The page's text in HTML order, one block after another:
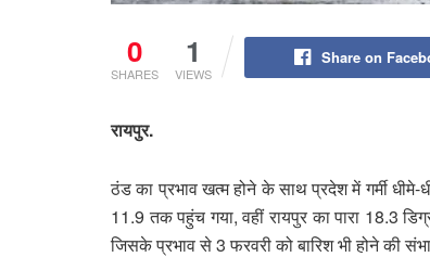
0
SHARES
1
VIEWS
Share on
रायपुर.
ठंड का प्रभाव खत्म होने के साथ प्रदेश में गर्मी
11.9 तक पहुंच गया, वहीं रायपुर का पारा 18.3
जिसके प्रभाव से 3 फरवरी को बारिश भी होने की